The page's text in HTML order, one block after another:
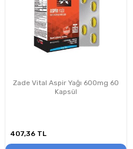
Zade Vital Aspir Yağı 600mg 60
Kapsül
407,36 TL